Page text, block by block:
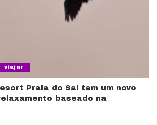
viajar
Praia do Sal tem um novo
baseado na